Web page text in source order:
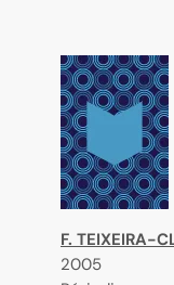
F. TEIXEIRA-
2005